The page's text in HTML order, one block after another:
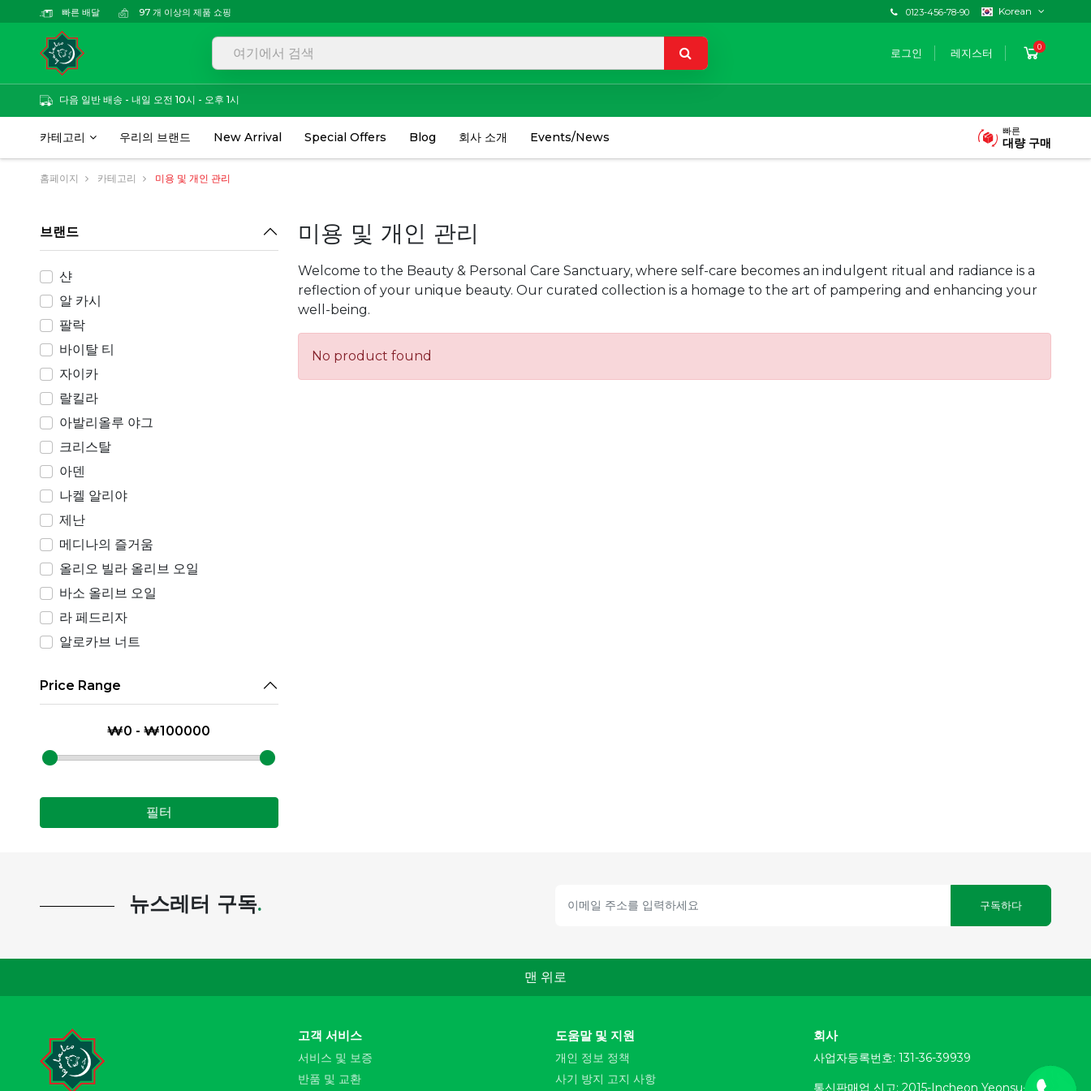
빠른 배달 97 개 이상의 제품 쇼핑 0123-456-78-90 Korean
로그인 레지스터 0
다음 일반 배송 - 내일 오전 10시 - 오후 1시
카테고리 우리의 브랜드 New Arrival Special Offers Blog 회사 소개 Events/News 빠른
대량 구매
홈페이지 카테고리 미용 및 개인 관리
브랜드
샨
알 카시
팔락
바이탈 티
자이카
랄킬라
아발리올루 야그
크리스탈
아덴
나켈 알리야
제난
메디나의 즐거움
올리오 빌라 올리브 오일
바소 올리브 오일
라 페드리자
알로카브 너트
Price Range
필터
미용 및 개인 관리
Welcome to the Beauty & Personal Care Sanctuary, where self-care becomes an indulgent ritual and radiance is a
reflection of your unique beauty. Our curated collection is a homage to the art of pampering and enhancing your
well-being.
No product found
뉴스레터 구독. 구독하다
맨 위로
고객 서비스
서비스 및 보증
반품 및 교환
도움말 및 지원
개인 정보 정책
사기 방지 고지 사항
회사
사업자등록번호: 131-36-39939
통신판매업 신고: 2015-Incheon Yeonsu-gu-